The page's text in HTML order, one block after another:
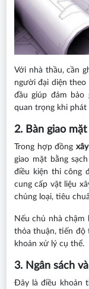
Với nhà thầu, cần
người đại diện
đầu giúp đảm
quan trọng khi phát
2. Bàn giao
Trong hợp đồng
giao mặt bằng
điều kiện thi công
cung cấp vật liệu
chủng loại, tiêu
Nếu chủ nhà chậm
thỏa thuận, tiến độ
khoản xử lý cụ thể.
3. Ngân sách
Đây là điều khoản